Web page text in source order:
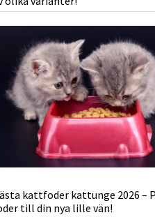
kattfoder kattunge 2026 –
till din nya lille vän!